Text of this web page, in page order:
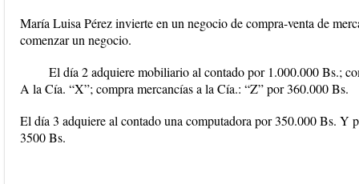
María Luisa Pérez invierte en un negocio de compra-venta de
comenzar un negocio.
El día 2 adquiere mobiliario al contado por 1.000.000 Bs.;
A la Cía. “X”; compra mercancías a la Cía.: “Z” por 360.000 Bs.
El día 3 adquiere al contado una computadora por 350.000 Bs. Y
3500 Bs.